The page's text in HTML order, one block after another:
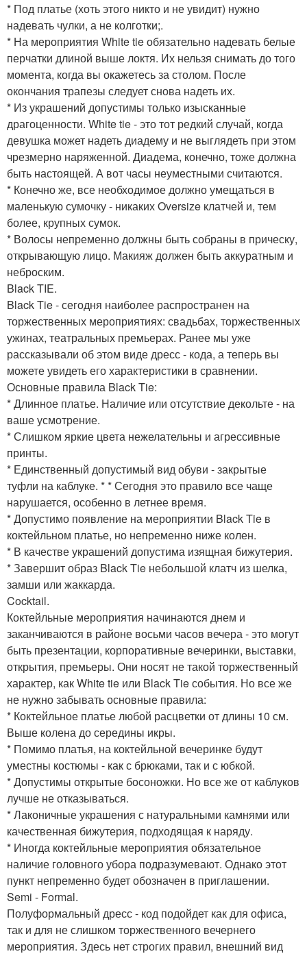
* Под платье (хоть этого никто и не увидит) нужно
надевать чулки, а не колготки;.
* На мероприятия White tie обязательно надевать белые
перчатки длиной выше локтя. Их нельзя снимать до того
момента, когда вы окажетесь за столом. После
окончания трапезы следует снова надеть их.
* Из украшений допустимы только изысканные
драгоценности. White tie - это тот редкий случай, когда
девушка может надеть диадему и не выглядеть при этом
чрезмерно наряженной. Диадема, конечно, тоже должна
быть настоящей. А вот часы неуместными считаются.
* Конечно же, все необходимое должно умещаться в
маленькую сумочку - никаких Oversize клатчей и, тем
более, крупных сумок.
* Волосы непременно должны быть собраны в прическу,
открывающую лицо. Макияж должен быть аккуратным и
неброским.
Black TIE.
Black Tie - сегодня наиболее распространен на
торжественных мероприятиях: свадьбах, торжественных
ужинах, театральных премьерах. Ранее мы уже
рассказывали об этом виде дресс - кода, а теперь вы
можете увидеть его характеристики в сравнении.
Основные правила Black Tie:
* Длинное платье. Наличие или отсутствие декольте - на
ваше усмотрение.
* Слишком яркие цвета нежелательны и агрессивные
принты.
* Единственный допустимый вид обуви - закрытые
туфли на каблуке. * * Сегодня это правило все чаще
нарушается, особенно в летнее время.
* Допустимо появление на мероприятии Black Tie в
коктейльном платье, но непременно ниже колен.
* В качестве украшений допустима изящная бижутерия.
* Завершит образ Black Tie небольшой клатч из шелка,
замши или жаккарда.
Cocktail.
Коктейльные мероприятия начинаются днем и
заканчиваются в районе восьми часов вечера - это могут
быть презентации, корпоративные вечеринки, выставки,
открытия, премьеры. Они носят не такой торжественный
характер, как White tie или Black Tie события. Но все же
не нужно забывать основные правила:
* Коктейльное платье любой расцветки от длины 10 см.
Выше колена до середины икры.
* Помимо платья, на коктейльной вечеринке будут
уместны костюмы - как с брюками, так и с юбкой.
* Допустимы открытые босоножки. Но все же от каблуков
лучше не отказываться.
* Лаконичные украшения с натуральными камнями или
качественная бижутерия, подходящая к наряду.
* Иногда коктейльные мероприятия обязательное
наличие головного убора подразумевают. Однако этот
пункт непременно будет обозначен в приглашении.
Semi - Formal.
Полуформальный дресс - код подойдет как для офиса,
так и для не слишком торжественного вечернего
мероприятия. Здесь нет строгих правил, внешний вид